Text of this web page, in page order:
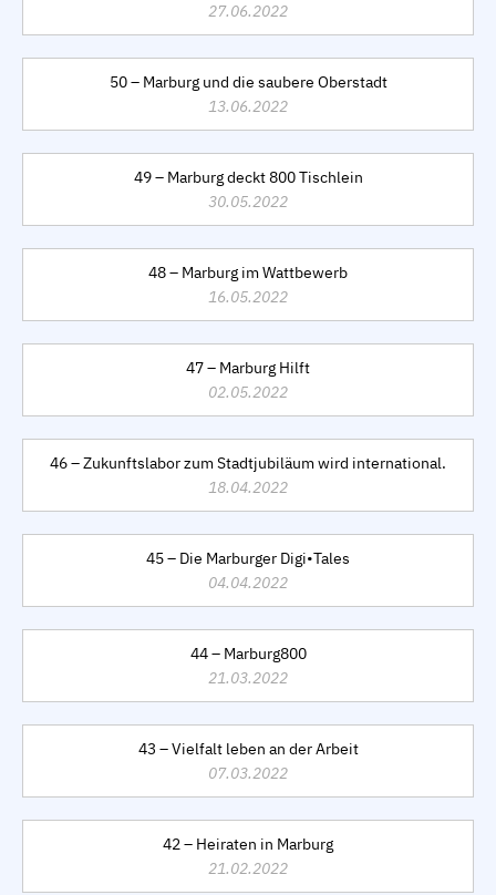
27.06.2022
50 – Marburg und die saubere Oberstadt
13.06.2022
49 – Marburg deckt 800 Tischlein
30.05.2022
48 – Marburg im Wattbewerb
16.05.2022
47 – Marburg Hilft
02.05.2022
46 – Zukunftslabor zum Stadtjubiläum wird international.
18.04.2022
45 – Die Marburger Digi•Tales
04.04.2022
44 – Marburg800
21.03.2022
43 – Vielfalt leben an der Arbeit
07.03.2022
42 – Heiraten in Marburg
21.02.2022